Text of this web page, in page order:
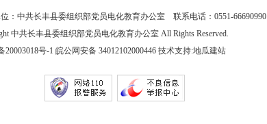
：中共长丰县委组织部党员电化教育办公室 联系电话：0551-66690990
中共长丰县委组织部党员电化教育办公室 All Rights Reserved.
20003018号-1 皖公网安备 34012102000446 技术支持:地瓜建站